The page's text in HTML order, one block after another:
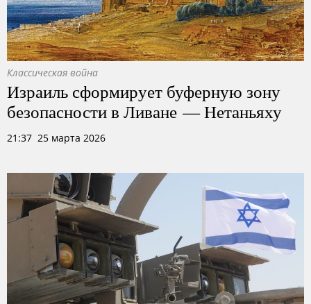
Классическая война
Израиль сформирует буферную зону
безопасности в Ливане — Нетаньяху
21:37 25 марта 2026